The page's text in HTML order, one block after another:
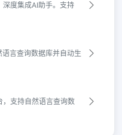
度集成AI助手。支持
言查询数据库并自动生
，支持自然语言查询数